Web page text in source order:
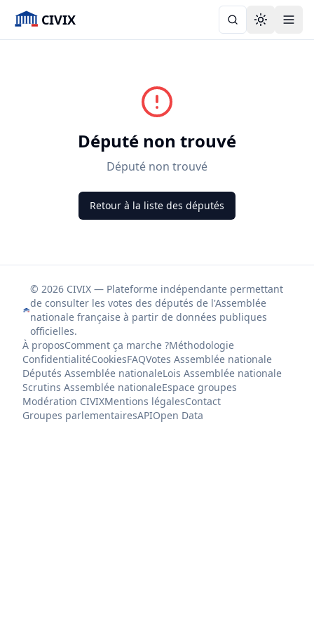
CIVIX Toggle
Député non trouvé
Député non trouvé
Retour à la liste des députés
© 2026 CIVIX — Plateforme indépendante permettant
de consulter les votes des députés de l'Assemblée
nationale française à partir de données publiques
officielles.
À proposComment ça marche ?Méthodologie
ConfidentialitéCookiesFAQVotes Assemblée nationale
Députés Assemblée nationaleLois Assemblée nationale
Scrutins Assemblée nationaleEspace groupes
Modération CIVIXMentions légalesContact
Groupes parlementairesAPIOpen Data